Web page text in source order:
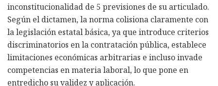
inconstitucionalidad de 5 previsiones de su articulado.
Según el dictamen, la norma colisiona claramente con
la legislación estatal básica, ya que introduce criterios
discriminatorios en la contratación pública, establece
limitaciones económicas arbitrarias e incluso invade
competencias en materia laboral, lo que pone en
entredicho su validez y aplicación.